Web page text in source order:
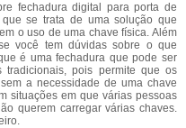
fechadura digital para porta de
se trata de uma solução que
o uso de uma chave física. Além
você tem dúvidas sobre o que
é uma fechadura que pode ser
tradicionais, pois permite que os
a necessidade de uma chave
situações em que várias pessoas
querem carregar várias chaves.